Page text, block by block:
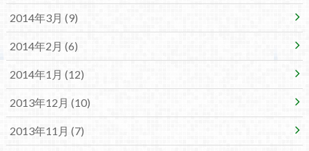
2014年3月 (9)
2014年2月 (6)
2014年1月 (12)
2013年12月 (10)
2013年11月 (7)